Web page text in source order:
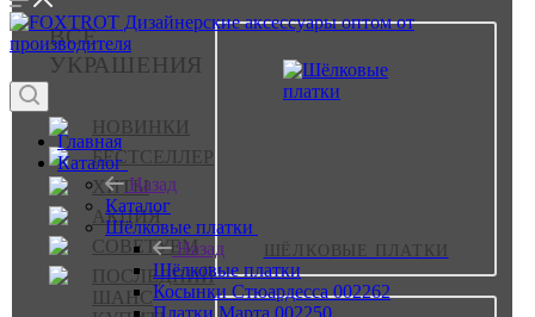
ВСЕ
УКРАШЕНИЯ
НОВИНКИ
БЕСТСЕЛЛЕР
ХИТЫ
АКЦИЯ
СОВЕТУЕМ
ПОСЛЕДНИЙ
ШАНС
ШЁЛКОВЫЕ ПЛАТКИ
Главная
Каталог
Назад
Каталог
Шёлковые платки
Назад
Шёлковые платки
Косынки Стюардесса 002262
Платки Марта 002250